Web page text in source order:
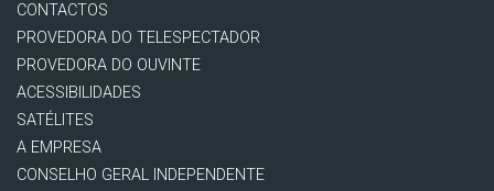
CONTACTOS
PROVEDORA DO TELESPECTADOR
PROVEDORA DO OUVINTE
ACESSIBILIDADES
SATÉLITES
A EMPRESA
CONSELHO GERAL INDEPENDENTE